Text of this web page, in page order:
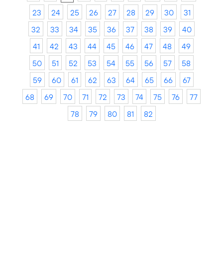
23
24 25 26 27 28 29 30
31
32
33 34 35 36 37 38 39
40
41
42 43 44 45 46 47 48
49
50
51 52 53 54 55 56 57
58
59
60 61 62 63 64 65 66
67
68
69 70 71 72 73 74 75 76
77
78
79 80 81 82